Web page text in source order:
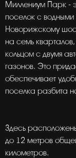
Миллениум Парк -
поселок с
Новорижскому
на семь
кольцом с двумя
газонов. Это
обеспечивает
поселка разбита
Здесь
до 12 метров
километров.